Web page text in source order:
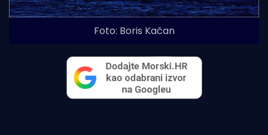
Foto: Boris Kačan